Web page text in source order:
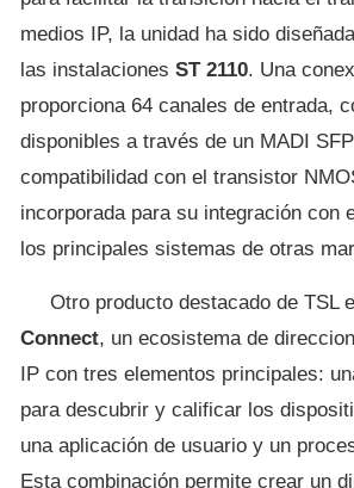
medios IP, la unidad ha sido
las instalaciones ST 2110. Una
proporciona 64 canales de entrada,
disponibles a través de un MADI
compatibilidad con el transistor
incorporada para su integración con
los principales sistemas de otras
Otro producto destacado de TSL
Connect, un ecosistema de
IP con tres elementos principales:
para descubrir y calificar los
una aplicación de usuario y un
Esta combinación permite crear un